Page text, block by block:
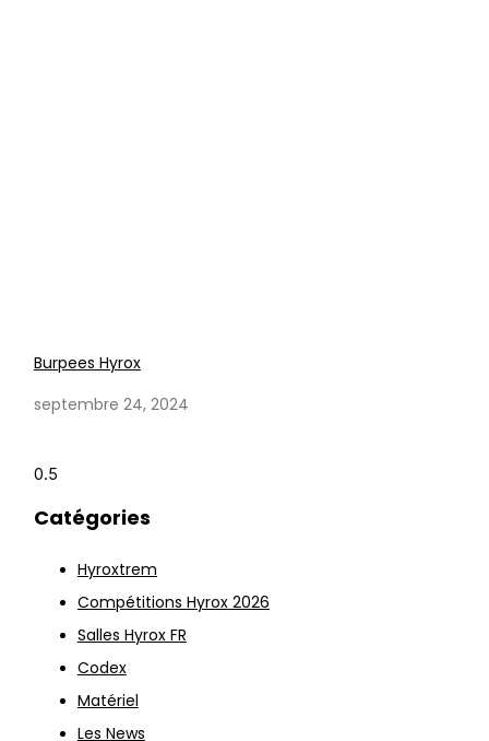
Burpees Hyrox
septembre 24, 2024
Catégories
Hyroxtrem
Compétitions Hyrox 2026
Salles Hyrox FR
Codex
Matériel
Les News